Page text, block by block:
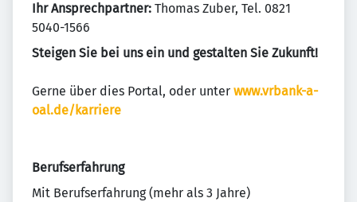
Ihr Ansprechpartner: Thomas Zuber, Tel. 0821
5040-1566
Steigen Sie bei uns ein und gestalten Sie Zukunft!
Gerne über dies Portal, oder unter www.vrbank-a-
oal.de/karriere
Berufserfahrung
Mit Berufserfahrung (mehr als 3 Jahre)